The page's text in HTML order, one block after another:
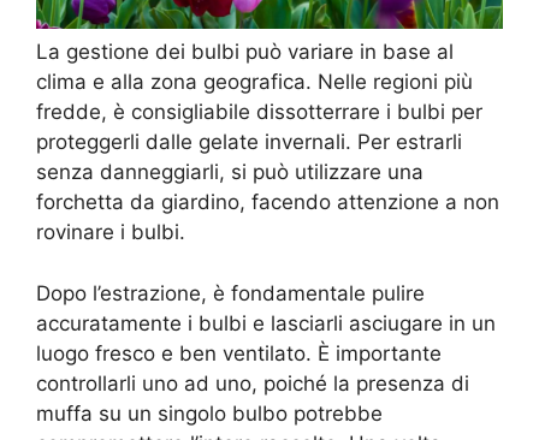
La gestione dei bulbi può variare in base al
clima e alla zona geografica. Nelle regioni più
fredde, è consigliabile dissotterrare i bulbi per
proteggerli dalle gelate invernali. Per estrarli
senza danneggiarli, si può utilizzare una
forchetta da giardino, facendo attenzione a non
rovinare i bulbi.
Dopo l’estrazione, è fondamentale pulire
accuratamente i bulbi e lasciarli asciugare in un
luogo fresco e ben ventilato. È importante
controllarli uno ad uno, poiché la presenza di
muffa su un singolo bulbo potrebbe